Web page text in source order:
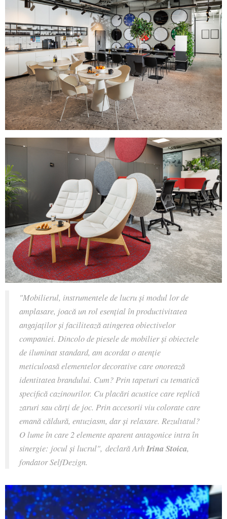
"Mobilierul, instrumentele de lucru și modul lor de
amplasare, joacă un rol esențial în productivitatea
angajaților și facilitează atingerea obiectivelor
companiei. Dincolo de piesele de mobilier și obiectele
de iluminat standard, am acordat o atenție
meticuloasă elementelor decorative care onorează
identitatea brandului. Cum? Prin tapeturi cu tematică
specifică cazinourilor. Cu placări acustice care replică
zaruri sau cărți de joc. Prin accesorii viu colorate care
emană căldură, entuziasm, dar și relaxare. Rezultatul?
O lume în care 2 elemente aparent antagonice intra în
sinergie: jocul și lucrul", declară ArhIrina Stoica,
fondator SelfDezign.